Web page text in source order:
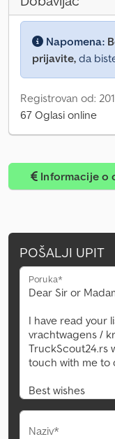
Napomena:
prijavite, da
Registrovan od:
67 Oglasi online
Informacije o
POŠALJI UPIT
Poruka*
Naziv*